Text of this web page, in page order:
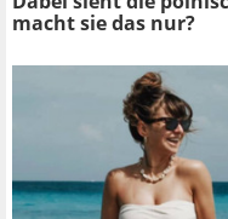
macht sie das nur?